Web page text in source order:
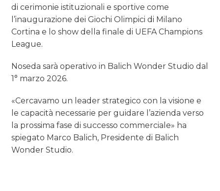
di cerimonie istituzionali e sportive come
l’inaugurazione dei Giochi Olimpici di Milano
Cortina e lo show della finale di UEFA Champions
League.
Noseda sarà operativo in Balich Wonder Studio dal
1° marzo 2026.
«Cercavamo un leader strategico con la visione e
le capacità necessarie per guidare l’azienda verso
la prossima fase di successo commerciale» ha
spiegato Marco Balich, Presidente di Balich
Wonder Studio.